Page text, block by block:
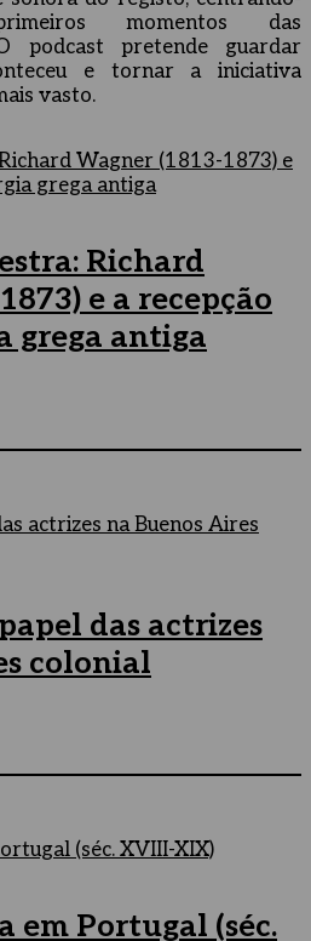
momentos das
podcast pretende guardar
e tornar a iniciativa
vasto.
Richard
e a recepção
grega antiga
das actrizes
colonial
em Portugal (séc.